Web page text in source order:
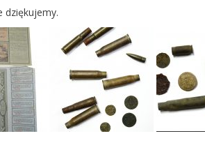
dziękujemy.